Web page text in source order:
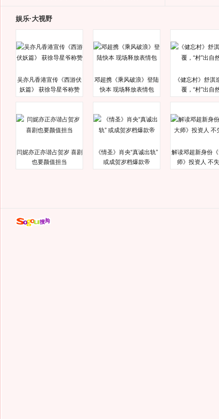
娱乐·大视野
吴亦凡香港宣传《西游伏
妖篇》 获徐导星爷称赞
邓超携《乘风破浪》登陆
快本 现场释放表情包
《健忘村》舒淇
覆，“村”出自
闫妮亦正亦谐占贺岁 喜剧
也要颜值担当
《情圣》肖央“真诚出轨”
或成贺岁档爆款帝
解读邓超新身份
师》投资人 不